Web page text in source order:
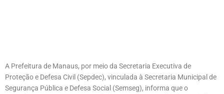
A Prefeitura de Manaus, por meio da Secretaria Executiva de
Proteção e Defesa Civil (Sepdec), vinculada à Secretaria Municipal de
Segurança Pública e Defesa Social (Semseg), informa que o